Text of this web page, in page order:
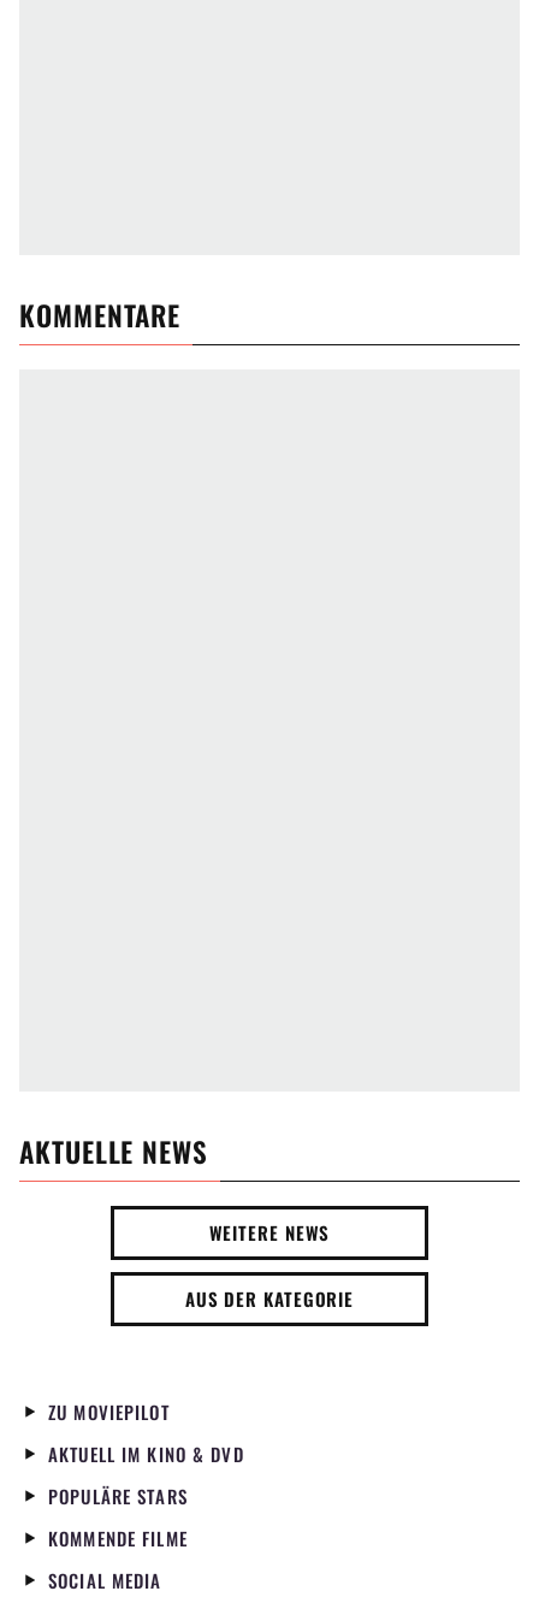
KOMMENTARE
AKTUELLE NEWS
WEITERE NEWS
AUS DER KATEGORIE
ZU MOVIEPILOT
AKTUELL IM KINO & DVD
POPULÄRE STARS
KOMMENDE FILME
SOCIAL MEDIA